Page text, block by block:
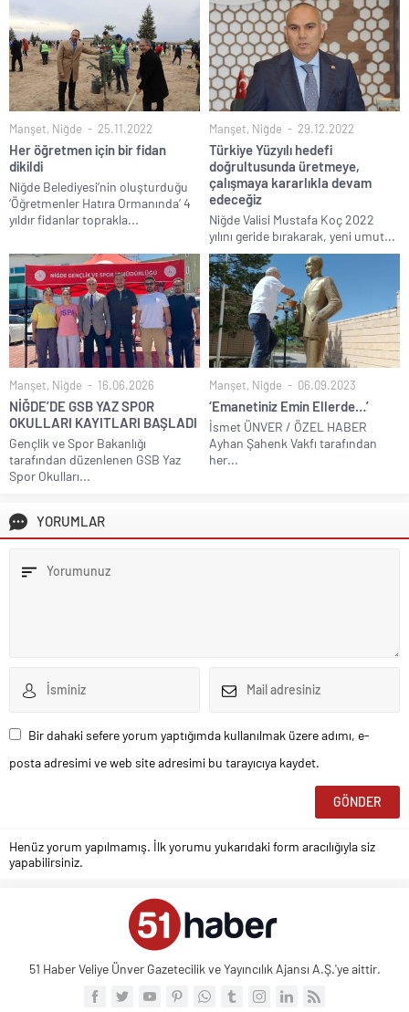
Manşet, Niğde 25.11.2022
Her öğretmen için bir fidan
dikildi
Niğde Belediyesi’nin oluşturduğu
‘Öğretmenler Hatıra Ormanında’ 4
yıldır fidanlar toprakla...
Manşet, Niğde 29.12.2022
Türkiye Yüzyılı hedefi
doğrultusunda üretmeye,
çalışmaya kararlıkla devam
edeceğiz
Niğde Valisi Mustafa Koç 2022
yılını geride bırakarak, yeni umut...
Manşet, Niğde 16.06.2026
NİĞDE’DE GSB YAZ SPOR
OKULLARI KAYITLARI BAŞLADI
Gençlik ve Spor Bakanlığı
tarafından düzenlenen GSB Yaz
Spor Okulları...
Manşet, Niğde 06.09.2023
‘Emanetiniz Emin Ellerde…’
İsmet ÜNVER / ÖZEL HABER
Ayhan Şahenk Vakfı tarafından
her...
YORUMLAR
Bir dahaki sefere yorum yaptığımda kullanılmak üzere adımı, e-
posta adresimi ve web site adresimi bu tarayıcıya kaydet.
Henüz yorum yapılmamış. İlk yorumu yukarıdaki form aracılığıyla siz
yapabilirsiniz.
51 Haber Veliye Ünver Gazetecilik ve Yayıncılık Ajansı A.Ş.'ye aittir.